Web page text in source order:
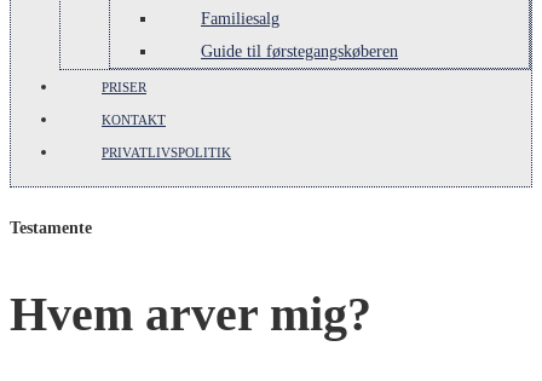
Familiesalg
Guide til førstegangskøberen
PRISER
KONTAKT
PRIVATLIVSPOLITIK
Testamente
Hvem arver mig?